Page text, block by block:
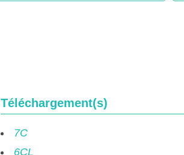
Téléchargement(s)
7C
6CL